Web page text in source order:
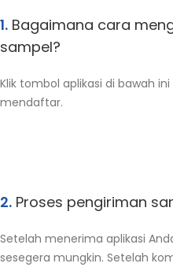
1. Bagaimana cara
sampel?
Klik tombol aplikasi di bawah
mendaftar.
2. Proses pengiriman
Setelah menerima aplikasi
sesegera mungkin. Setelah